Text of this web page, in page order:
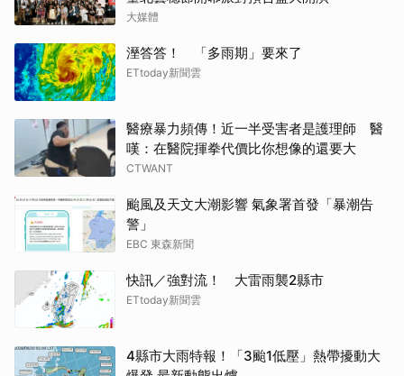
大媒體
溼答答！ 「多雨期」要來了
ETtoday新聞雲
醫療暴力頻傳！近一半受害者是護理師 醫
嘆：在醫院揮拳代價比你想像的還要大
CTWANT
颱風及天文大潮影響 氣象署首發「暴潮告
警」
EBC 東森新聞
快訊／強對流！ 大雷雨襲2縣市
ETtoday新聞雲
4縣市大雨特報！「3颱1低壓」熱帶擾動大